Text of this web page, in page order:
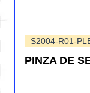
S2004-R01-
PINZA DE